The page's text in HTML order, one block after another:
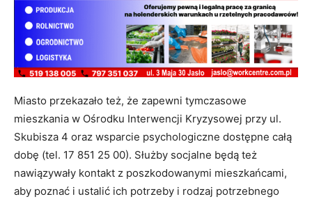
Miasto przekazało też, że zapewni tymczasowe
mieszkania w Ośrodku Interwencji Kryzysowej przy ul.
Skubisza 4 oraz wsparcie psychologiczne dostępne całą
dobę (tel. 17 851 25 00). Służby socjalne będą też
nawiązywały kontakt z poszkodowanymi mieszkańcami,
aby poznać i ustalić ich potrzeby i rodzaj potrzebnego